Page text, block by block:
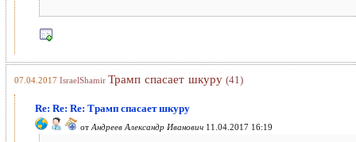
07.04.2017 IsraelShamir Трамп спасает шкуру (41)
Re: Re: Re: Трамп спасает шкуру
от Андреев Александр Иванович 11.04.2017 16:19